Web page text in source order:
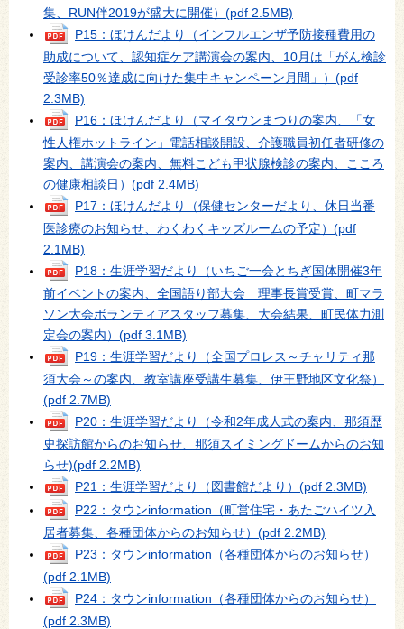
集、RUN伴2019が盛大に開催） (pdf 2.5MB)
P15：ほけんだより（インフルエンザ予防接種費用の
助成について、認知症ケア講演会の案内、10月は「がん検診
受診率50％達成に向けた集中キャンペーン月間」） (pdf
2.3MB)
P16：ほけんだより（マイタウンまつりの案内、「女
性人権ホットライン」電話相談開設、介護職員初任者研修の
案内、講演会の案内、無料こども甲状腺検診の案内、こころ
の健康相談日） (pdf 2.4MB)
P17：ほけんだより（保健センターだより、休日当番
医診療のお知らせ、わくわくキッズルームの予定） (pdf
2.1MB)
P18：生涯学習だより（いちご一会とちぎ国体開催3年
前イベントの案内、全国語り部大会 理事長賞受賞、町マラ
ソン大会ボランティアスタッフ募集、大会結果、町民体力測
定会の案内） (pdf 3.1MB)
P19：生涯学習だより（全国プロレス～チャリティ那
須大会～の案内、教室講座受講生募集、伊王野地区文化祭）
(pdf 2.7MB)
P20：生涯学習だより（令和2年成人式の案内、那須歴
史探訪館からのお知らせ、那須スイミングドームからのお知
らせ)(pdf 2.2MB)
P21：生涯学習だより（図書館だより） (pdf 2.3MB)
P22：タウンinformation（町営住宅・あたごハイツ入
居者募集、各種団体からのお知らせ） (pdf 2.2MB)
P23：タウンinformation（各種団体からのお知らせ）
(pdf 2.1MB)
P24：タウンinformation（各種団体からのお知らせ）
(pdf 2.3MB)